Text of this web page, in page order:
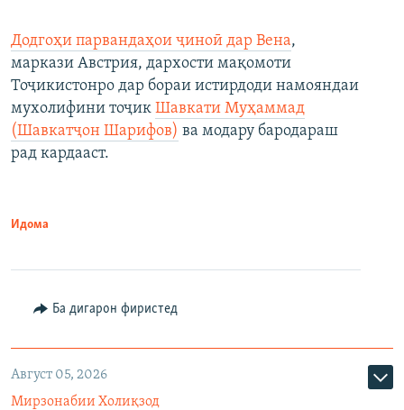
Додгоҳи парвандаҳои ҷиноӣ дар Вена,
маркази Австрия, дархости мақомоти
Тоҷикистонро дар бораи истирдоди намояндаи
мухолифини тоҷик Шавкати Муҳаммад
(Шавкатҷон Шарифов) ва модару бародараш
рад кардааст.
Идома
Ба дигарон фиристед
Август 05, 2026
Мирзонабии Холиқзод